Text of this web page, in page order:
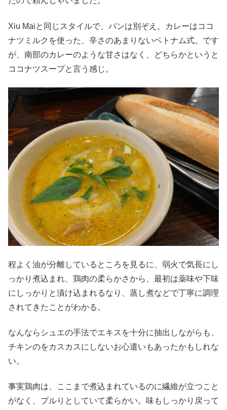
Xiu Maiと同じスタイルで、パンは別ぞえ。カレーはココ
ナツミルクを使った、辛さのあまりないベトナム式。です
が、南部のカレーのような甘さはなく、どちらかというと
ココナツスープと言う感じ。
程よく油が分離しているところを見るに、弱火で気長にし
っかり煮込まれ、鶏肉の柔らかさから、最初は薬味や下味
にしっかりと漬け込まれるなり、蒸し煮などで丁寧に調理
されてきたことがわかる。
なんならシュエの手法でエキスを十分に抽出しながらも、
チキンのをカスカスにしないお心遣いもあったかもしれな
い。
事実鶏肉は、ここまで煮込まれているのに繊維が立つこと
がなく、プルりとしていて柔らかい。味もしっかり戻って